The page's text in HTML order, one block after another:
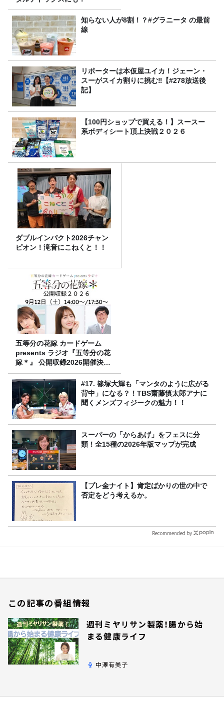
知らない人が8割！？#グラニータ の最前
線
リポーターは本仮屋ユイカ！ジェーン・
スーがスイカ割りに挑む‼【#278放送後
記】
【100円ショップで買える！】スースー
系ボディシート頂上決戦２０２６
ダブルインパクト2026チャン
ピオン！滝音にこねくと！！
五等分の花嫁 カードゲーム
presents ラジオ『五等分の花
嫁＊』 公開収録2026開催決
定！
#17. 篠塚大輝も「マンタのように広がる
背中」になる？！TBS齋藤慎太郎アナに
聞くメンズフィジークの魅力！！
スーパーの「からあげ」をフェスに分
類！全15種の2026年版マップが完成
【プレ金ナイト】肯定ばかりの世の中で
否定をどう考えるか。
Recommended by
この記事の番組情報
週刊ミヤリサン製薬！腸から始
まる健康ライフ
中澤有美子